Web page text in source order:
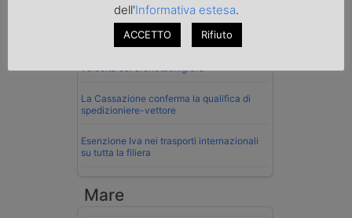
Imprenditore di Prato assolto per infortunio
col muletto
velocità col cronotachigrafo
La Cassazione conferma la qualifica di
spedizioniere-vettore
Esenzione Iva nei trasporti internazionali
su tutta la filiera
Mare
dell'Informativa estesa.
ACCETTO Rifiuto